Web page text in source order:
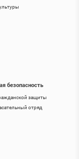
безопасность
защиты
отряд